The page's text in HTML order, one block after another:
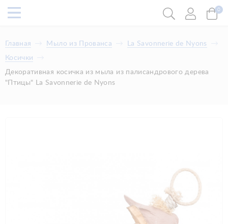
0
Главная Мыло из Прованса
La Savonnerie de Nyons
Косички
Декоративная косичка из мыла из палисандрового дерева
"Птицы" La Savonnerie de Nyons